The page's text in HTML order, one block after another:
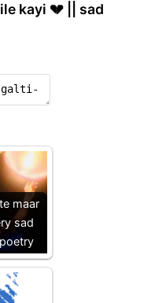
kayi 💔 || sad
maar
sad